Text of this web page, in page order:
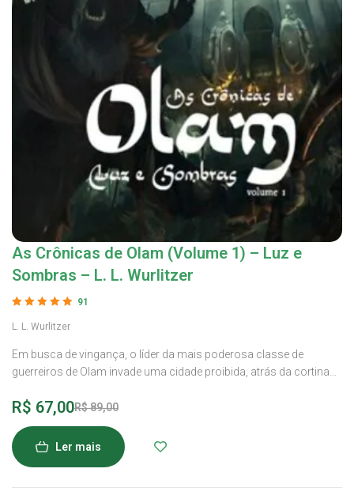
As Crônicas de Olam (Volume 1) – Luz e
Sombras – L. L. Wurlitzer
de 5
91
L. L. Wurlitzer
Em busca de vingança, o líder da mais poderosa classe de
guerreiros de Olam invade uma cidade proibida, atrás da cortina
R$89,00
R$ 67,00
Ler mais